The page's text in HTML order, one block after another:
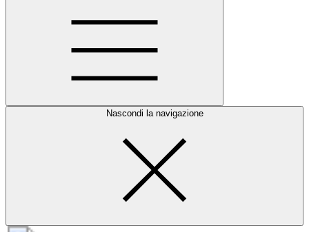
Nascondi la navigazione